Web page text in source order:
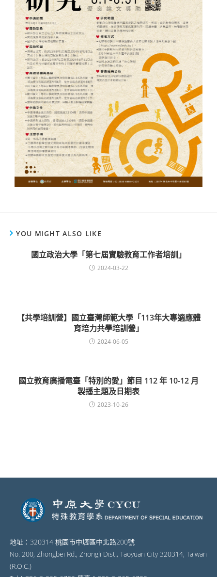
YOU MIGHT ALSO LIKE
國立政治大學「第七屆實驗教育工作者培訓」
2024-03-22
【共學培訓營】國立臺灣師範大學「113年大專適應體
育培力共學培訓營」
2024-06-05
國立教育廣播電臺「特別的愛」節目 112 年 10-12 月
製播主題及日期表
2023-10-26
地址：320314 桃園市中壢區中北路200號
No. 200, Zhongbei Rd., Zhongli Dist., Taoyuan City 320314, Taiwan
(R.O.C.)